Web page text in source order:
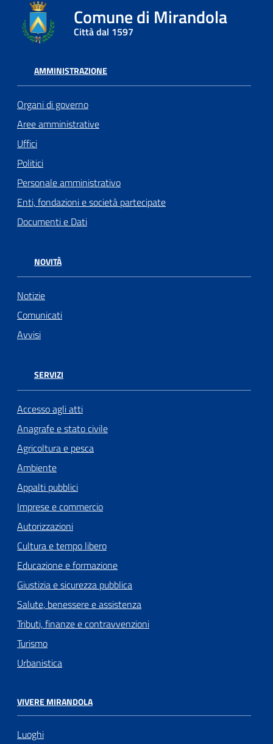
Comune di Mirandola
Città dal 1597
AMMINISTRAZIONE
Organi di governo
Aree amministrative
Uffici
Politici
Personale amministrativo
Enti, fondazioni e società partecipate
Documenti e Dati
NOVITÀ
Notizie
Comunicati
Avvisi
SERVIZI
Accesso agli atti
Anagrafe e stato civile
Agricoltura e pesca
Ambiente
Appalti pubblici
Imprese e commercio
Autorizzazioni
Cultura e tempo libero
Educazione e formazione
Giustizia e sicurezza pubblica
Salute, benessere e assistenza
Tributi, finanze e contravvenzioni
Turismo
Urbanistica
VIVERE MIRANDOLA
Luoghi